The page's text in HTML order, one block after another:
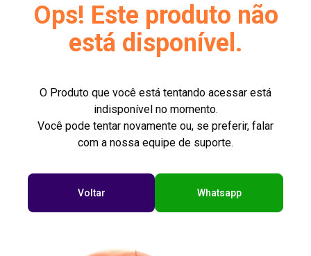
Ops! Este produto não
está disponível.
O Produto que você está tentando acessar está
indisponível no momento.
Você pode tentar novamente ou, se preferir, falar
com a nossa equipe de suporte.
Voltar Whatsapp